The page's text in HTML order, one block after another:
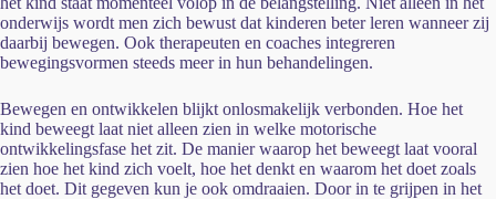
onderwijs wordt men zich bewust dat kinderen beter leren wanneer zij
daarbij bewegen. Ook therapeuten en coaches integreren
bewegingsvormen steeds meer in hun behandelingen.
Bewegen en ontwikkelen blijkt onlosmakelijk verbonden. Hoe het
kind beweegt laat niet alleen zien in welke motorische
ontwikkelingsfase het zit. De manier waarop het beweegt laat vooral
zien hoe het kind zich voelt, hoe het denkt en waarom het doet zoals
het doet. Dit gegeven kun je ook omdraaien. Door in te grijpen in het